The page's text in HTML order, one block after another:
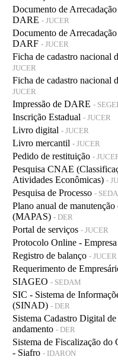
Documento de
DARE - JUCER
Documento de
DARF - JUCER
Ficha de cadastro nacional
JUCER
Ficha de cadastro nacional
JUCER
Impressão de DARE -
Inscrição Estadual - JUCER
Livro digital - JUCER
Livro mercantil - JUCER
Pedido de restituição -
Pesquisa CNAE
Atividades Econômicas) -
Pesquisa de Processo -
Plano anual de
(MAPAS) - DER
Portal de serviços - JUCER
Protocolo Online -
Registro de balanço - JUCER
Requerimento de
SIAGEO - SEDAM
SIC - Sistema de
(SINAD) - DER
Sistema Cadastro Digital
andamento - DER
Sistema de Fiscalização
- Siafro - IDARON